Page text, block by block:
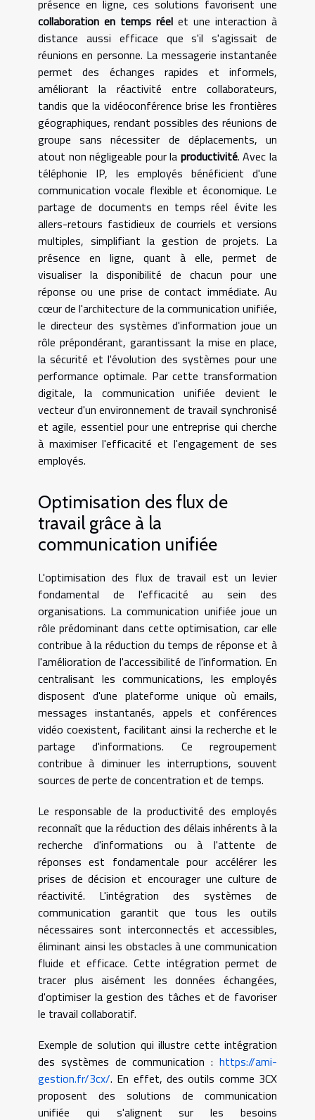
présence en ligne, ces solutions favorisent une
collaboration en temps réel et une interaction à
distance aussi efficace que s'il s'agissait de
réunions en personne. La messagerie instantanée
permet des échanges rapides et informels,
améliorant la réactivité entre collaborateurs,
tandis que la vidéoconférence brise les frontières
géographiques, rendant possibles des réunions de
groupe sans nécessiter de déplacements, un
atout non négligeable pour la productivité. Avec la
téléphonie IP, les employés bénéficient d'une
communication vocale flexible et économique. Le
partage de documents en temps réel évite les
allers-retours fastidieux de courriels et versions
multiples, simplifiant la gestion de projets. La
présence en ligne, quant à elle, permet de
visualiser la disponibilité de chacun pour une
réponse ou une prise de contact immédiate. Au
cœur de l'architecture de la communication unifiée,
le directeur des systèmes d'information joue un
rôle prépondérant, garantissant la mise en place,
la sécurité et l'évolution des systèmes pour une
performance optimale. Par cette transformation
digitale, la communication unifiée devient le
vecteur d'un environnement de travail synchronisé
et agile, essentiel pour une entreprise qui cherche
à maximiser l'efficacité et l'engagement de ses
employés.
Optimisation des flux de
travail grâce à la
communication unifiée
L'optimisation des flux de travail est un levier
fondamental de l'efficacité au sein des
organisations. La communication unifiée joue un
rôle prédominant dans cette optimisation, car elle
contribue à la réduction du temps de réponse et à
l'amélioration de l'accessibilité de l'information. En
centralisant les communications, les employés
disposent d'une plateforme unique où emails,
messages instantanés, appels et conférences
vidéo coexistent, facilitant ainsi la recherche et le
partage d'informations. Ce regroupement
contribue à diminuer les interruptions, souvent
sources de perte de concentration et de temps.
Le responsable de la productivité des employés
reconnaît que la réduction des délais inhérents à la
recherche d'informations ou à l'attente de
réponses est fondamentale pour accélérer les
prises de décision et encourager une culture de
réactivité. L'intégration des systèmes de
communication garantit que tous les outils
nécessaires sont interconnectés et accessibles,
éliminant ainsi les obstacles à une communication
fluide et efficace. Cette intégration permet de
tracer plus aisément les données échangées,
d'optimiser la gestion des tâches et de favoriser
le travail collaboratif.
Exemple de solution qui illustre cette intégration
des systèmes de communication : https://ami-
gestion.fr/3cx/. En effet, des outils comme 3CX
proposent des solutions de communication
unifiée qui s'alignent sur les besoins